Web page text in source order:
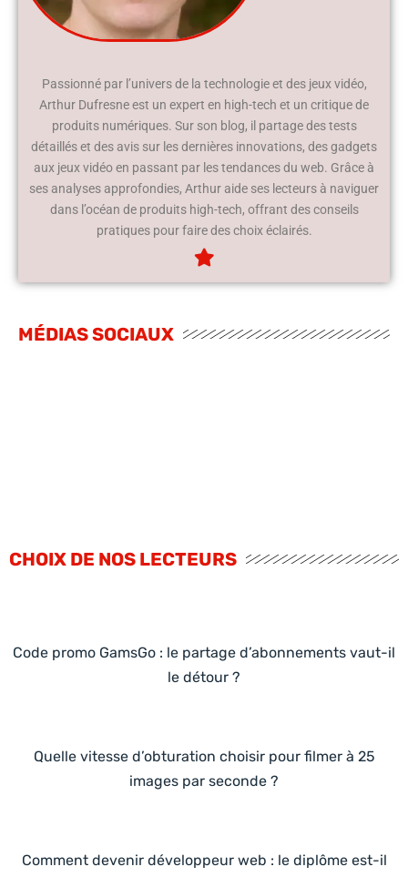
Passionné par l’univers de la technologie et des jeux vidéo,
Arthur Dufresne est un expert en high-tech et un critique de
produits numériques. Sur son blog, il partage des tests
détaillés et des avis sur les dernières innovations, des gadgets
aux jeux vidéo en passant par les tendances du web. Grâce à
ses analyses approfondies, Arthur aide ses lecteurs à naviguer
dans l’océan de produits high-tech, offrant des conseils
pratiques pour faire des choix éclairés.
MÉDIAS SOCIAUX
CHOIX DE NOS LECTEURS
Code promo GamsGo : le partage d’abonnements vaut-il
le détour ?
Quelle vitesse d’obturation choisir pour filmer à 25
images par seconde ?
Comment devenir développeur web : le diplôme est-il